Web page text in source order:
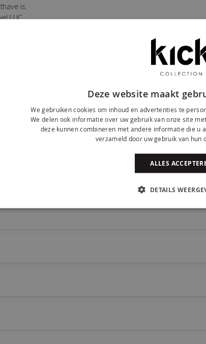
is:
LUC
proefzitten in onze sfeervolle showroom.
Deze website maakt
We gebruiken cookies om inhoud en advertenties te
We delen ook informatie over uw gebruik van onze site
deze kunnen combineren met andere informatie die u
verzameld door uw gebruik van hun
ALLES
DETAILS